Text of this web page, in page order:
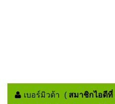
เบอร์มิวด้า ( สมาชิกไอดีที่